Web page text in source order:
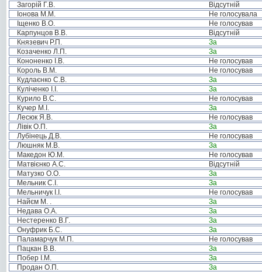
Загорій Г.В.
Відсутній
Іонова М.М.
Не голосувала
Іщенко В.О.
Не голосував
Карпунцов В.В.
Відсутній
Князевич Р.П.
За
Козаченко Л.П.
За
Кононенко І.В.
Не голосував
Король В.М.
Не голосував
Кудлаєнко С.В.
За
Куліченко І.І.
За
Курило В.С.
Не голосував
Кучер М.І.
За
Лесюк Я.В.
Не голосував
Лівік О.П.
За
Лубінець Д.В.
Не голосував
Люшняк М.В.
За
Македон Ю.М.
Не голосував
Матвієнко А.С.
Відсутній
Матузко О.О.
За
Мельник С.І.
За
Мельничук І.І.
Не голосував
Найєм М. .
За
Недава О.А.
За
Нестеренко В.Г.
За
Онуфрик Б.С.
За
Паламарчук М.П.
Не голосував
Пацкан В.В.
За
Побер І.М.
За
Продан О.П.
За